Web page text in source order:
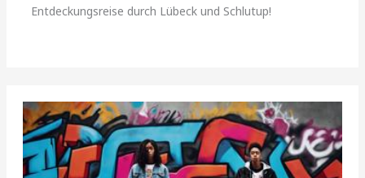
Entdeckungsreise durch Lübeck und Schlutup!